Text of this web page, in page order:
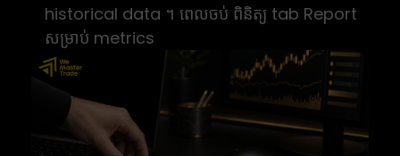
historical data ។ ពេលចប់ ពិនិត្យ tab Report
សម្រាប់ metrics